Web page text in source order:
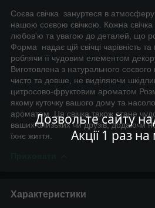
Дозвольте сайту
Акції 1 раз на
Соєва свічка зануртеся в атмосферу
нашою соєвою свічкою. Кожна свічка
любов'ю та увагою до деталей, що
Форма надає цій свічці чарівність
роблячи її чудовим елементом
Виготовлена з натурального соєвого
чисто та довше, не виділяючи
цитросово-фруктовим ароматом
якому куточку вашого дому та
ароматом. Ця свічка також стане
ваших близьких чи друзів, додаючи
їхнє життя.
Характеристики